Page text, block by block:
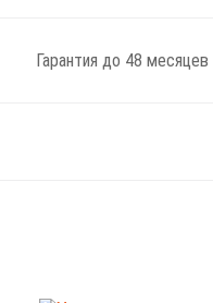
Гарантия до 48 месяцев